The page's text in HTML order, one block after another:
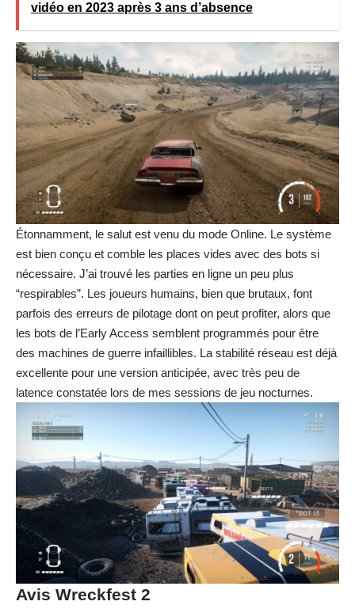
vidéo en 2023 après 3 ans d’absence
Étonnamment, le salut est venu du mode Online. Le système
est bien conçu et comble les places vides avec des bots si
nécessaire. J’ai trouvé les parties en ligne un peu plus
“respirables”. Les joueurs humains, bien que brutaux, font
parfois des erreurs de pilotage dont on peut profiter, alors que
les bots de l’Early Access semblent programmés pour être
des machines de guerre infaillibles. La stabilité réseau est déjà
excellente pour une version anticipée, avec très peu de
latence constatée lors de mes sessions de jeu nocturnes.
Avis Wreckfest 2